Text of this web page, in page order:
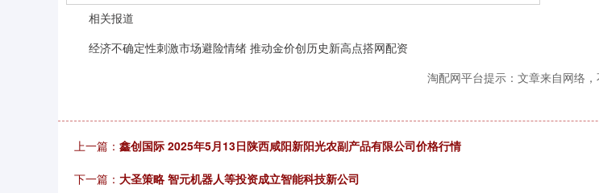
相关报道
经济不确定性刺激市场避险情绪 推动金价创历史新高点搭网配资
淘配网平台提示：文章来自网络，
上一篇： 鑫创国际 2025年5月13日陕西咸阳新阳光农副产品有限公司价格行情
下一篇： 大圣策略 智元机器人等投资成立智能科技新公司